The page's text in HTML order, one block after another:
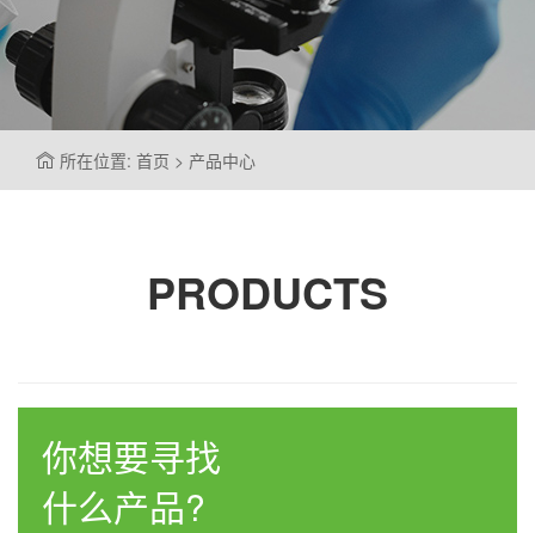
所在位置: 首页 > 产品中心
PRODUCTS
你想要寻找
什么产品?